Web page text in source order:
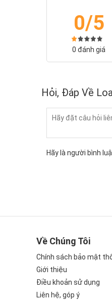
0/5
0 đánh giá
Hỏi, Đáp Về
Hãy là người bình
Về Chúng Tôi
Chính sách bảo mật
Giới thiệu
Điều khoản sử dụng
Liên hệ, góp ý